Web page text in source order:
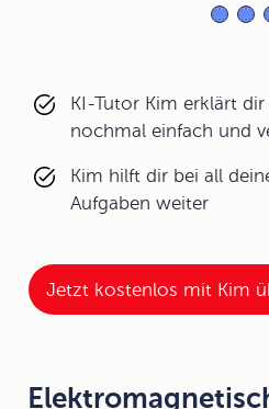
KI-Tutor Kim erklärt
nochmal einfach und
Kim hilft dir bei all
Aufgaben weiter
Jetzt kostenlos mit Kim